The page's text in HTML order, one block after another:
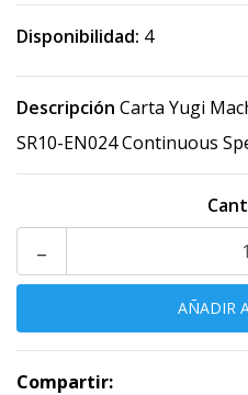
Disponibilidad: 4
Descripción Carta Yugi
SR10-EN024 Continuous
-
Compartir: